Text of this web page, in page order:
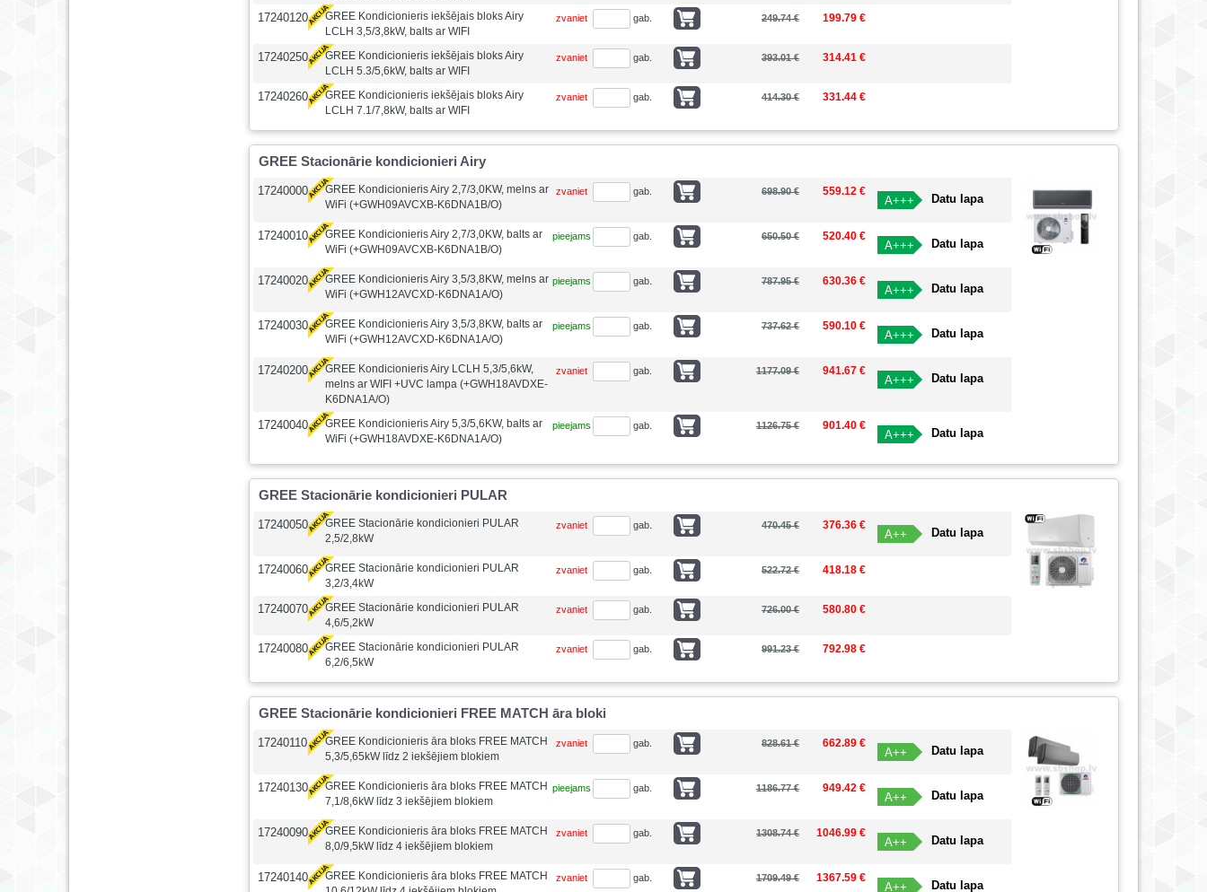
17240120
GREE Kondicionieris iekšējais bloks Airy
LCLH 3,5/3,8kW, balts ar WIFI
zvaniet gab. 249.74 € 199.79 €
17240250
GREE Kondicionieris iekšējais bloks Airy
LCLH 5.3/5,6kW, balts ar WIFI
zvaniet gab. 393.01 € 314.41 €
17240260
GREE Kondicionieris iekšējais bloks Airy
LCLH 7.1/7,8kW, balts ar WIFI
zvaniet gab. 414.30 € 331.44 €
GREE Stacionārie kondicionieri Airy
17240000
GREE Kondicionieris Airy 2,7/3,0KW, melns ar
WiFi (+GWH09AVCXB-K6DNA1B/O)
zvaniet gab. 698.90 € 559.12 €
Datu lapa
A+++
17240010
GREE Kondicionieris Airy 2,7/3,0KW, balts ar
WiFi (+GWH09AVCXB-K6DNA1B/O)
pieejams gab. 650.50 € 520.40 €
Datu lapa
A+++
17240020
GREE Kondicionieris Airy 3,5/3,8KW, melns ar
WiFi (+GWH12AVCXD-K6DNA1A/O)
pieejams gab. 787.95 € 630.36 €
Datu lapa
A+++
17240030
GREE Kondicionieris Airy 3,5/3,8KW, balts ar
WiFi (+GWH12AVCXD-K6DNA1A/O)
pieejams gab. 737.62 € 590.10 €
Datu lapa
A+++
17240200
GREE Kondicionieris Airy LCLH 5,3/5,6kW,
melns ar WIFI +UVC lampa (+GWH18AVDXE-
K6DNA1A/O)
zvaniet gab. 1177.09 € 941.67 €
Datu lapa
A+++
17240040
GREE Kondicionieris Airy 5,3/5,6KW, balts ar
WiFi (+GWH18AVDXE-K6DNA1A/O)
pieejams gab. 1126.75 € 901.40 €
Datu lapa
A+++
GREE Stacionārie kondicionieri PULAR
17240050
GREE Stacionārie kondicionieri PULAR
2,5/2,8kW
zvaniet gab. 470.45 € 376.36 €
Datu lapa
A++
17240060
GREE Stacionārie kondicionieri PULAR
3,2/3,4kW
zvaniet gab. 522.72 € 418.18 €
17240070
GREE Stacionārie kondicionieri PULAR
4,6/5,2kW
zvaniet gab. 726.00 € 580.80 €
17240080
GREE Stacionārie kondicionieri PULAR
6,2/6,5kW
zvaniet gab. 991.23 € 792.98 €
GREE Stacionārie kondicionieri FREE MATCH āra bloki
17240110
GREE Kondicionieris āra bloks FREE MATCH
5,3/5,65kW līdz 2 iekšējiem blokiem
zvaniet gab. 828.61 € 662.89 €
Datu lapa
A++
17240130
GREE Kondicionieris āra bloks FREE MATCH
7,1/8,6kW līdz 3 iekšējiem blokiem
pieejams gab. 1186.77 € 949.42 €
Datu lapa
A++
17240090
GREE Kondicionieris āra bloks FREE MATCH
8,0/9,5kW līdz 4 iekšējiem blokiem
zvaniet gab. 1308.74 € 1046.99 €
Datu lapa
A++
17240140
GREE Kondicionieris āra bloks FREE MATCH
zvaniet gab. 1709.49 € 1367.59 €
Datu lapa
A++